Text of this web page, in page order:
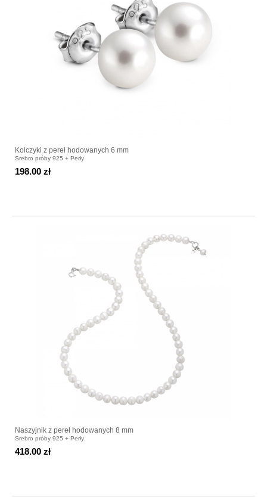
Kolczyki z pereł hodowanych 6 mm
Srebro próby 925 + Perły
198.00 zł
Naszyjnik z pereł hodowanych 8 mm
Srebro próby 925 + Perły
418.00 zł